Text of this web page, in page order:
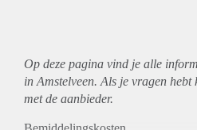
Op deze pagina vind je alle
in Amstelveen. Als je vragen hebt
met de aanbieder.